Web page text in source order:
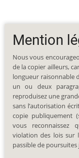
Mention
Nous vous
de la copier ailleurs,
longueur raisonnable
un ou deux
reproduisez une
sans l’autorisation
copie publiquement
vous reconnaissez
violation des lois sur
passible de poursuites